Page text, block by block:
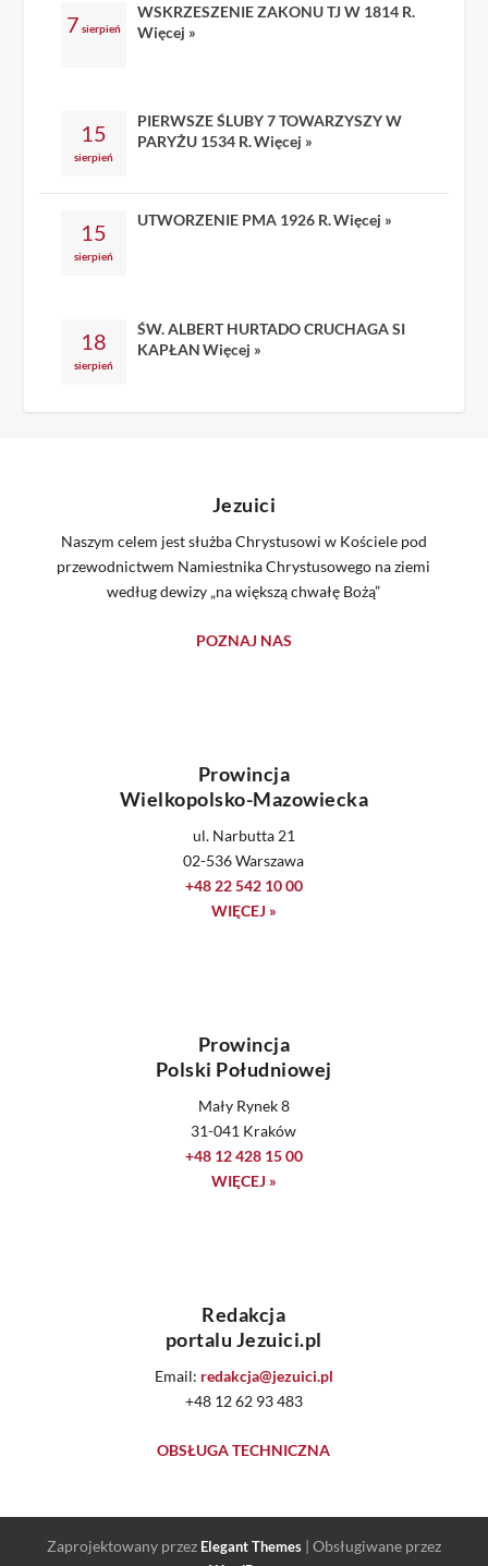
7 sierpień
WSKRZESZENIE ZAKONU TJ W 1814 R.
Więcej »
15
sierpień
PIERWSZE ŚLUBY 7 TOWARZYSZY W
PARYŻU 1534 R.Więcej »
15
sierpień
UTWORZENIE PMA 1926 R.Więcej »
18
sierpień
ŚW. ALBERT HURTADO CRUCHAGA SI
KAPŁAN Więcej »
Jezuici
Naszym celem jest służba Chrystusowi w Kościele pod
przewodnictwem Namiestnika Chrystusowego na ziemi
według dewizy „na większą chwałę Bożą”
POZNAJ NAS
Prowincja
Wielkopolsko-Mazowiecka
ul. Narbutta 21
02-536 Warszawa
+48 22 542 10 00
WIĘCEJ »
Prowincja
Polski Południowej
Mały Rynek 8
31-041 Kraków
+48 12 428 15 00
WIĘCEJ »
Redakcja
portalu Jezuici.pl
Email: redakcja@jezuici.pl
+48 12 62 93 483
OBSŁUGA TECHNICZNA
Zaprojektowany przez Elegant Themes | Obsługiwane przez